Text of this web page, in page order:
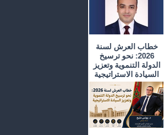
خطاب العرش لسنة
2026: نحو ترسيخ
الدولة التنموية وتعزيز
السيادة الاستراتيجية